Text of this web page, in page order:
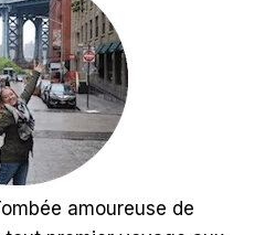
amoureuse de